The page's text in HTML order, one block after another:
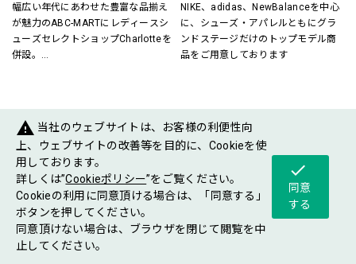
ショップ
案内
フロア
マップ
プです。
Victoria Golf／029-868-7162
幅広い年代にあわせた豊富な品揃え
が魅力のABC-MARTにレディースシ
ューズセレクトショップCharlotteを
併設。
NIKE、adidas、NewBalanceを中心
に、シューズ・アパレルともにグラ
ンドステージだけのトップモデル商
品をご用意しております
FASHIONGOODS
warning 当社のウェブサイトは、お客様の利便性向
上、ウェブサイトの改善等を目的に、Cookieを使
用しております。
詳しくは”Cookieポリシー”をご覧ください。
Cookieの利用に同意頂ける場合は、「同意する」
ボタンを押してください。
同意頂けない場合は、ブラウザを閉じて閲覧を中
止してください。
check
同意
する